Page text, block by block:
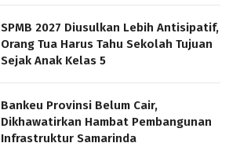
SPMB 2027 Diusulkan Lebih Antisipatif,
Orang Tua Harus Tahu Sekolah Tujuan
Sejak Anak Kelas 5
Bankeu Provinsi Belum Cair,
Dikhawatirkan Hambat Pembangunan
Infrastruktur Samarinda